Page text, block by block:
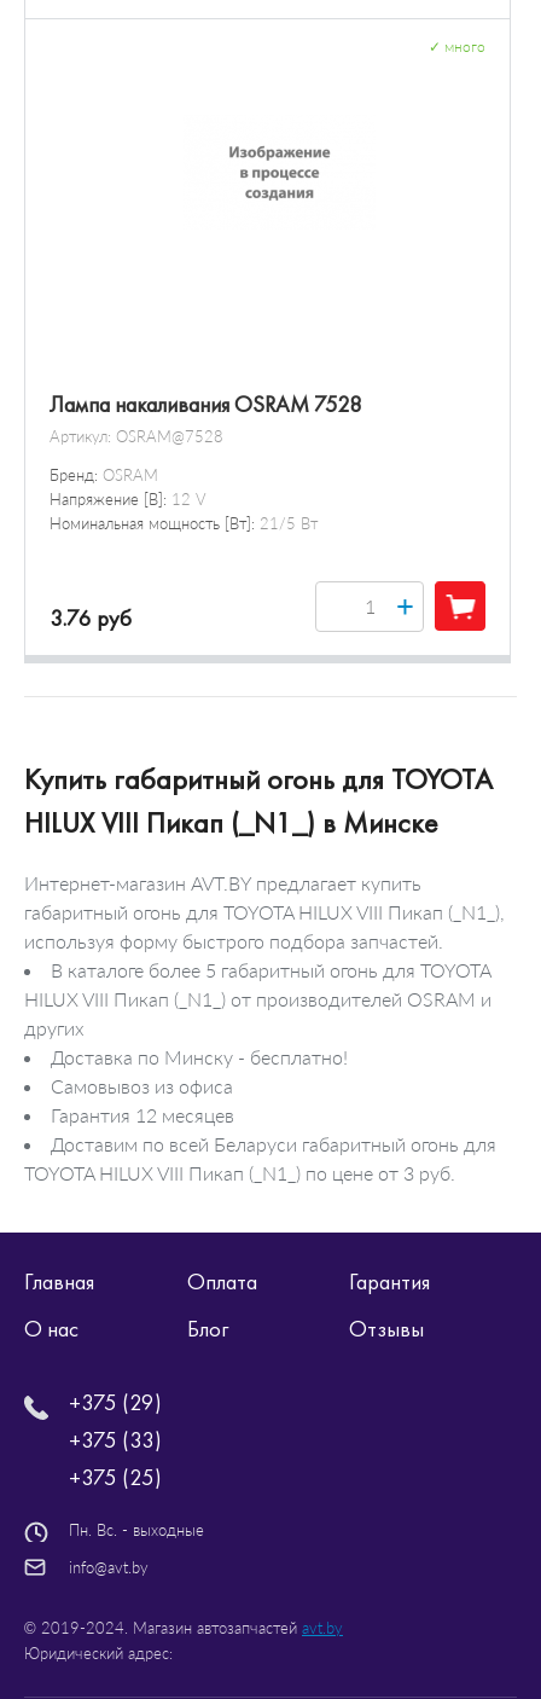
Лампа накаливания OSRAM 7528
Артикул: OSRAM@7528
Бренд: OSRAM
Напряжение [В]: 12 V
Номинальная мощность [Вт]: 21/5 Вт
много
3.76 руб +
Купить габаритный огонь для TOYOTA
HILUX VIII Пикап (_N1_) в Минске
Интернет-магазин AVT.BY предлагает купить
габаритный огонь для TOYOTA HILUX VIII Пикап (_N1_),
используя форму быстрого подбора запчастей.
В каталоге более 5 габаритный огонь для TOYOTA
HILUX VIII Пикап (_N1_) от производителей OSRAM и
других
Доставка по Минску - бесплатно!
Самовывоз из офиса
Гарантия 12 месяцев
Доставим по всей Беларуси габаритный огонь для
TOYOTA HILUX VIII Пикап (_N1_) по цене от 3 руб.
Главная Оплата
Гарантия
О нас
Блог Отзывы
+375 (29)
+375 (33)
+375 (25)
Пн. Вс. - выходные
info@avt.by
© 2019-2024. Магазин автозапчастей avt.by
Юридический адрес: